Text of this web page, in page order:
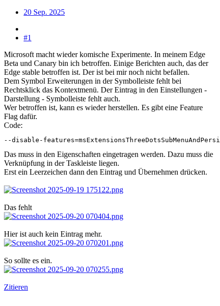
20 Sep. 2025
#1
Microsoft macht wieder komische Experimente. In meinem Edge
Beta und Canary bin ich betroffen. Einige Berichten auch, das der
Edge stable betroffen ist. Der ist bei mir noch nicht befallen.
Dem Symbol Erweiterungen in der Symbolleiste fehlt bei
Rechtsklick das Kontextmenü. Der Eintrag in den Einstellungen -
Darstellung - Symbolleiste fehlt auch.
Wer betroffen ist, kann es wieder herstellen. Es gibt eine Feature
Flag dafür.
Code:
--disable-
Das muss in den Eigenschaften eingetragen werden. Dazu muss die
Verknüpfung in der Taskleiste liegen.
Erst ein Leerzeichen dann den Eintrag und Übernehmen drücken.
Das fehlt
Hier ist auch kein Eintrag mehr.
So sollte es ein.
Zitieren